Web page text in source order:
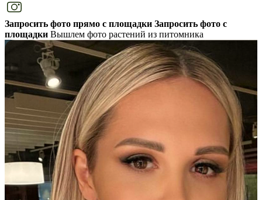
Запросить фото прямо с площадки Запросить фото с
площадки Вышлем фото растений из питомника